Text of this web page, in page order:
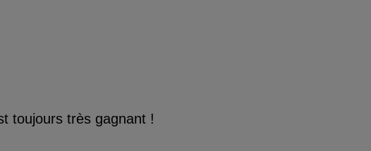
toujours très gagnant !